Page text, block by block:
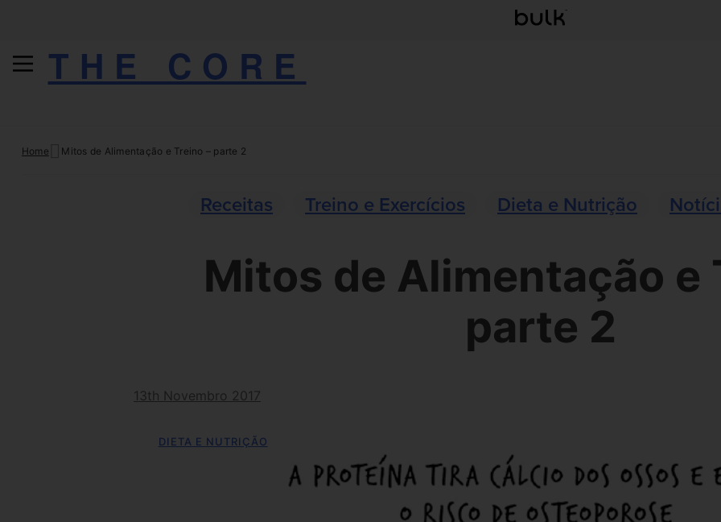
THE CORE
Home Mitos de Alimentação e Treino – parte 2
Receitas Treino e Exercícios Dieta e Nutrição
Mitos de Alimentação e
parte 2
13th Novembro 2017
DIETA E NUTRIÇÃO